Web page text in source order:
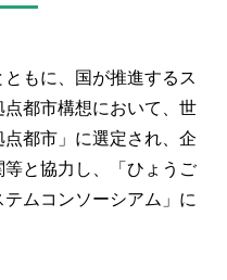
もに、国が推進するス
都市構想において、世
都市」に選定され、企
と協力し、「ひょうご
ムコンソーシアム」に